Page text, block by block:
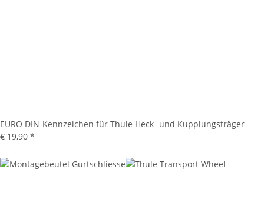
EURO DIN-Kennzeichen für Thule Heck- und Kupplungsträger
€ 19,90 *